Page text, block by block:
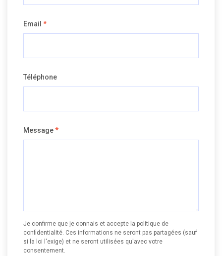
Email *
Téléphone
Message*
Je confirme que je connais et accepte la politique de
confidentialité. Ces informations ne seront pas partagées (sauf
si la loi l'exige) et ne seront utilisées qu'avec votre
consentement.